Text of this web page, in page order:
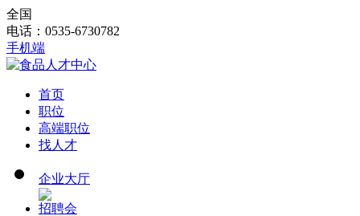
全国
电话：0535-6730782
手机端
首页
职位
高端职位
找人才
企业大厅
招聘会